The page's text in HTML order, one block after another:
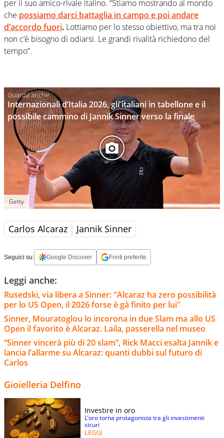
per il suo amico-rivale italino. “Stiamo mostrando al mondo
che possiamo darci battaglia in campo e poi andare
d’accordo fuori. Lottiamo per lo stesso obiettivo, ma tra noi
non c’è bisogno di odiarsi. Le grandi rivalità richiedono del
tempo”.
Internazionali d’Italia 2026, gli italiani in tabellone e il
possibile cammino di Jannik Sinner verso la finale
Getty
Carlos Alcaraz Jannik Sinner
Seguici su: Google Discover Fonti preferite
Leggi anche:
Rusedski, via libera a Sinner: "Alcaraz ha zero possibilità
per lo US Open, il 2026 forse è gà finito per lui"
Sinner, Mouratoglou lo incorona in due Slam ma allo US
Open il favorito è Alcaraz. Laila, passerella nel museo
“Sinner vincerà più di 20 slam”, Rick Macci esalta Jannik e
lancia l’allarme su Alcaraz: quanti dubbi sul futuro di
Carlos
Gioielleria Delfino
Investire in oro
L’oro torna protagonista tra gli investimenti
sicuri
LEGGI